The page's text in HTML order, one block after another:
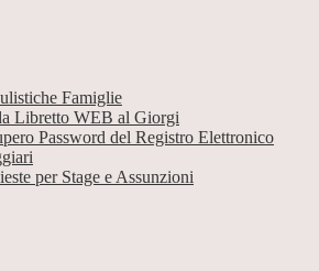
Famiglie
Libretto WEB al Giorgi
Password del Registro Elettronico
per Stage e Assunzioni